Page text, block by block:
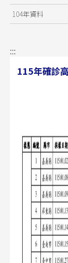
104年資料
:::
115年確診